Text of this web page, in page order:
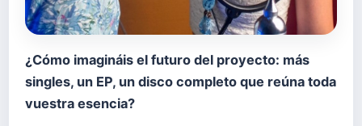
¿Cómo imagináis el futuro del proyecto: más
singles, un EP, un disco completo que reúna toda
vuestra esencia?